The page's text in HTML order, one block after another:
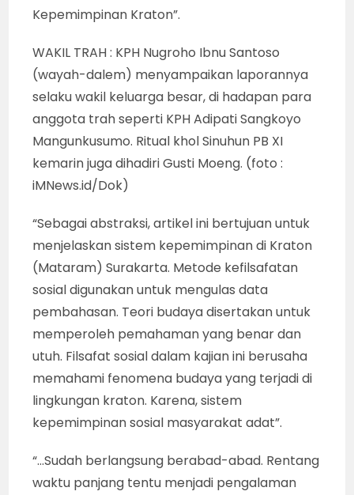
Kepemimpinan Kraton”.
WAKIL TRAH : KPH Nugroho Ibnu Santoso
(wayah-dalem) menyampaikan laporannya
selaku wakil keluarga besar, di hadapan para
anggota trah seperti KPH Adipati Sangkoyo
Mangunkusumo. Ritual khol Sinuhun PB XI
kemarin juga dihadiri Gusti Moeng. (foto :
iMNews.id/Dok)
“Sebagai abstraksi, artikel ini bertujuan untuk
menjelaskan sistem kepemimpinan di Kraton
(Mataram) Surakarta. Metode kefilsafatan
sosial digunakan untuk mengulas data
pembahasan. Teori budaya disertakan untuk
memperoleh pemahaman yang benar dan
utuh. Filsafat sosial dalam kajian ini berusaha
memahami fenomena budaya yang terjadi di
lingkungan kraton. Karena, sistem
kepemimpinan sosial masyarakat adat”.
“…Sudah berlangsung berabad-abad. Rentang
waktu panjang tentu menjadi pengalaman